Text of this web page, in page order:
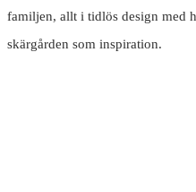
familjen, allt i tidlös design med
skärgården som inspiration.